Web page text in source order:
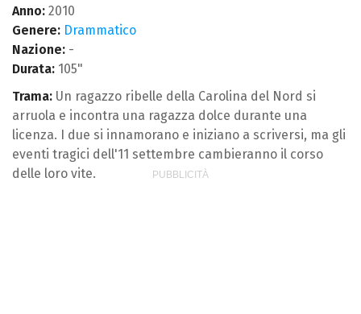
Anno: 2010
Genere: Drammatico
Nazione: -
Durata: 105"
Trama: Un ragazzo ribelle della Carolina del Nord si
arruola e incontra una ragazza dolce durante una
licenza. I due si innamorano e iniziano a scriversi, ma gli
eventi tragici dell'11 settembre cambieranno il corso
delle loro vite.